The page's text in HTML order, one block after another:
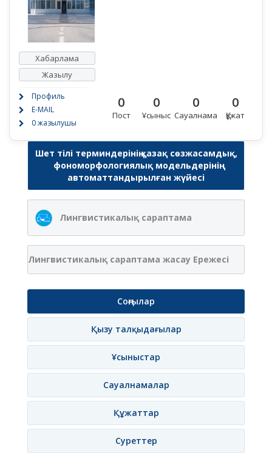
Хабарлама
Жазылу
Профиль
E-MAIL
0 жазылушы
0
Пост
0
Ұсыныс
0
Сауалнама
0
Құжат
Шет тілі терминдерінің қазақ сөзжасамдық,
фономорфологиялық модельдерінің
автоматтандырылған жүйесі
Лингвистикалық сараптама
Лингвистикалық сараптама жасау Ережесі
Соңғылар
Қызу талқыдағылар
Ұсыныстар
Сауалнамалар
Құжаттар
Суреттер